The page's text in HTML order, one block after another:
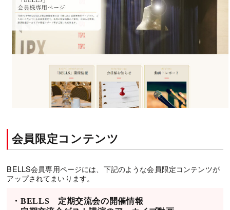
会員限定コンテンツ
BELLS会員専用ページには、下記のような会員限定コンテンツが
アップされてまいります。
・BELLS 定期交流会の開催情報